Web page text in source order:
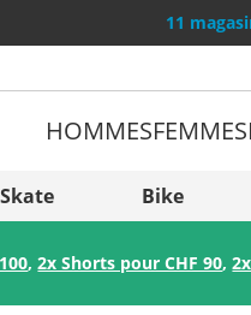
11
HOMMESFEMMES
Skate Bike
,2x Shorts pour CHF 90,